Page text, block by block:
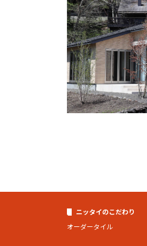
ニッタイのこだわり
オーダータイル